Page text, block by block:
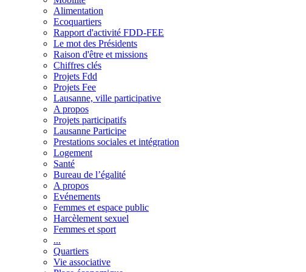
Alimentation
Ecoquartiers
Rapport d'activité FDD-FEE
Le mot des Présidents
Raison d'être et missions
Chiffres clés
Projets Fdd
Projets Fee
Lausanne, ville participative
A propos
Projets participatifs
Lausanne Participe
Prestations sociales et intégration
Logement
Santé
Bureau de l’égalité
A propos
Evénements
Femmes et espace public
Harcèlement sexuel
Femmes et sport
...
Quartiers
Vie associative